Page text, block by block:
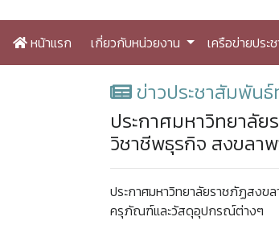
หน้าแรก เกี่ยวกับหน่วยงาน เครือข่ายปร
ข่าวประชาสัมพันธ์
ประกาศมหาวิทยาลัย
วิชาชีพธุรกิจ สงขลา
ประกาศมหาวิทยาลัยราชภัฏสงข
ครุภัณฑ์และวัสดุอุปกรณ์ต่างๆ